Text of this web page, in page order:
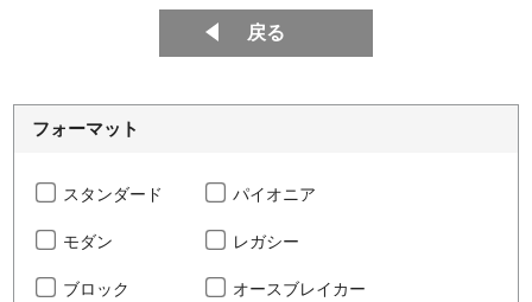
戻る
フォーマット
スタンダード パイオニア
モダン レガシー
ブロック オースブレイカー